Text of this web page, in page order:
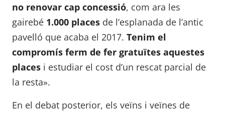
no renovar cap concessió, com ara les
gairebé 1.000 places de l’esplanada de l’antic
pavelló que acaba el 2017. Tenim el
compromís ferm de fer gratuïtes aquestes
places i estudiar el cost d’un rescat parcial de
la resta».
En el debat posterior, els veïns i veïnes de